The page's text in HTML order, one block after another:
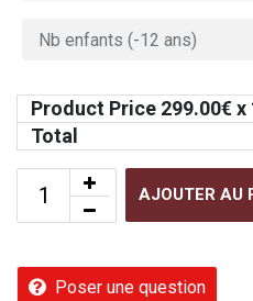
Product Price 299.00€ x
Total
AJOUTER AU
Poser une question